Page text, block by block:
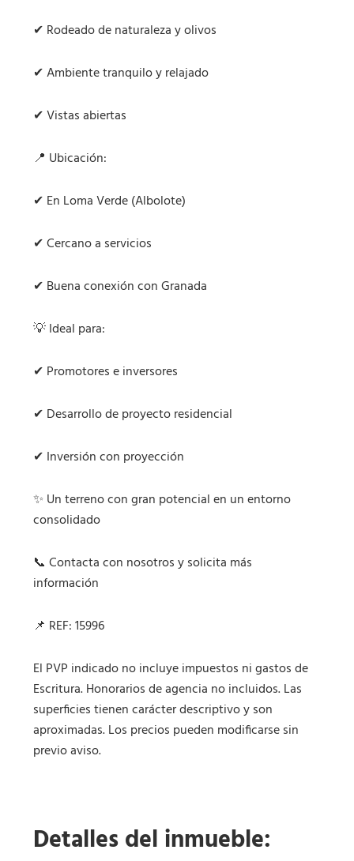
✔ Rodeado de naturaleza y olivos
✔ Ambiente tranquilo y relajado
✔ Vistas abiertas
📍 Ubicación:
✔ En Loma Verde (Albolote)
✔ Cercano a servicios
✔ Buena conexión con Granada
💡 Ideal para:
✔ Promotores e inversores
✔ Desarrollo de proyecto residencial
✔ Inversión con proyección
✨ Un terreno con gran potencial en un entorno
consolidado
📞 Contacta con nosotros y solicita más
información
📌 REF: 15996
El PVP indicado no incluye impuestos ni gastos de
Escritura. Honorarios de agencia no incluidos. Las
superficies tienen carácter descriptivo y son
aproximadas. Los precios pueden modificarse sin
previo aviso.
Detalles del inmueble: